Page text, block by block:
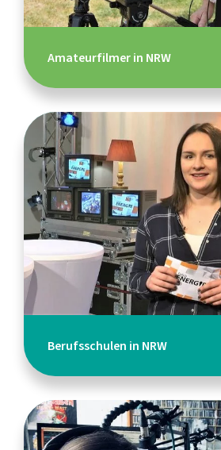
Amateurfilmer in NRW
Berufsschulen in NRW